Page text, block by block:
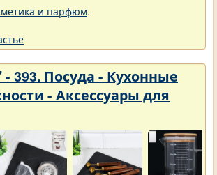
и парфюм.
393. Посуда - Кухонные
- Аксессуары для